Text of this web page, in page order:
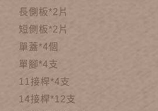
長側板*2片
短側板*2片
單蓋*4個
單腳*4支
11接桿*4支
14接桿*12支